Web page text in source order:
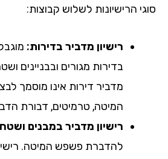
סוגי הרישיונות לשלוש קבוצות:
רישיון מדביר בדירות:
מדביר דירות אינו מוסמך
המיטה, טרמיטים, דבורת
רישיון מדביר במבנים
להדברת פשפש המיטה. רישיון